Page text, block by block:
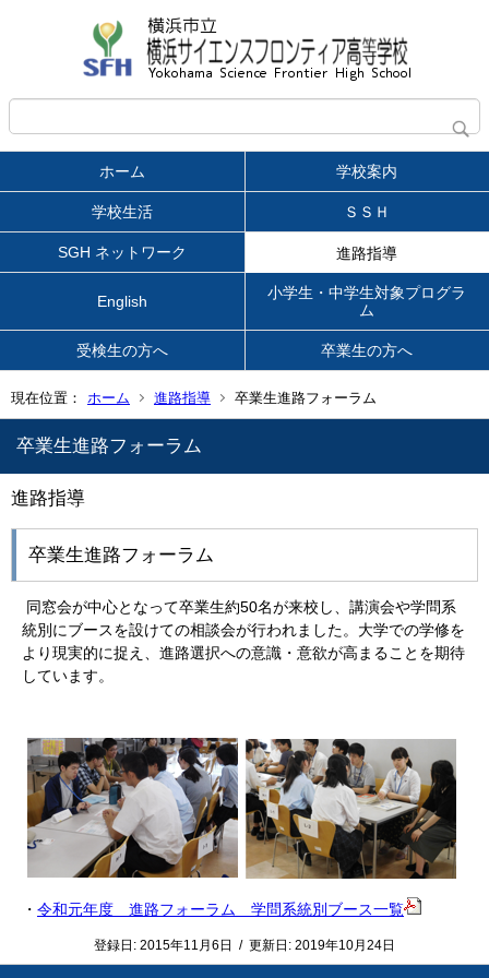
ホーム 学校案内
学校生活 ＳＳＨ
SGH ネットワーク 進路指導
English
小学生・中学生対象プログラ
ム
受検生の方へ 卒業生の方へ
現在位置： ホーム 進路指導 卒業生進路フォーラム
卒業生進路フォーラム
進路指導
卒業生進路フォーラム
同窓会が中心となって卒業生約50名が来校し、講演会や学問系
統別にブースを設けての相談会が行われました。大学での学修を
より現実的に捉え、進路選択への意識・意欲が高まることを期待
しています。
・ 令和元年度 進路フォーラム 学問系統別ブース一覧
登録日: 2015年11月6日 / 更新日: 2019年10月24日